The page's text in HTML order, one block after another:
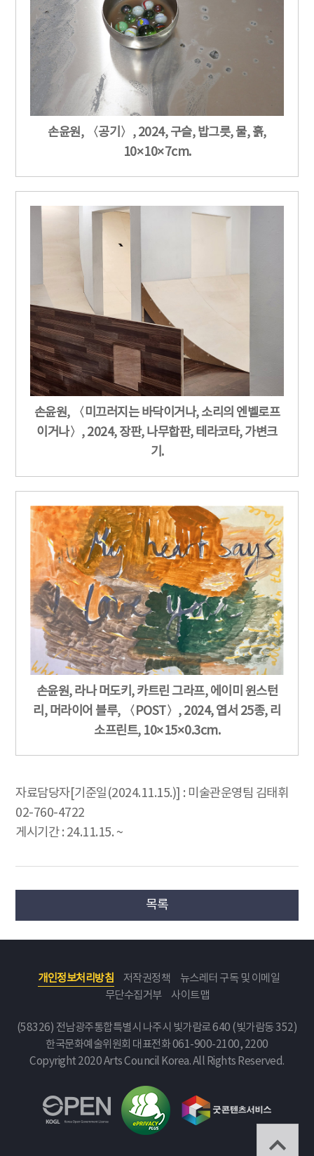
손윤원, 〈공기〉, 2024, 구슬, 밥그릇, 물, 흙,
10×10×7cm.
손윤원, 〈미끄러지는 바닥이거나, 소리의 엔벨로프
이거나〉, 2024, 장판, 나무합판, 테라코타, 가변크
기.
손윤원, 라나 머도키, 카트린 그라프, 에이미 윈스턴
리, 머라이어 블루, 〈POST〉, 2024, 엽서 25종, 리
소프린트, 10×15×0.3cm.
자료담당자[기준일(2024.11.15.)] : 미술관운영팀 김태휘
02-760-4722
게시기간 : 24.11.15. ~
목록
개인정보처리방침 저작권정책
뉴스레터 구독 및 이메일
무단수집거부
사이트맵
(58326) 전남광주통합특별시 나주시 빛가람로 640 (빛가람동 352)
한국문화예술위원회 대표전화 061-900-2100, 2200
Copyright 2020 Arts Council Korea. All Rights Reserved.